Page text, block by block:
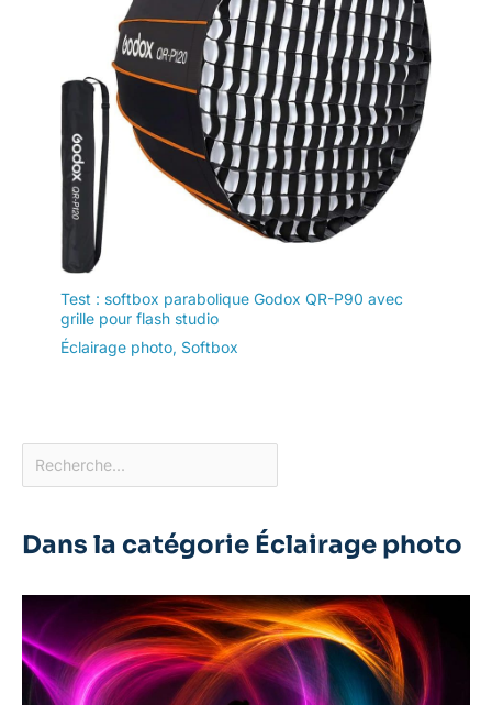
Test : softbox parabolique Godox QR-P90 avec
grille pour flash studio
Éclairage photo, Softbox
Dans la catégorie Éclairage photo